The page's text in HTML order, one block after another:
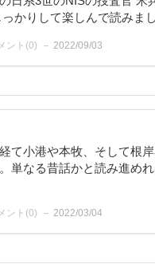
かりして楽しんで読みまし
ント(0) 2022/09/03
て小港や本牧、そして根
単なる昔話かと読み進め
ント(0) 2022/03/04